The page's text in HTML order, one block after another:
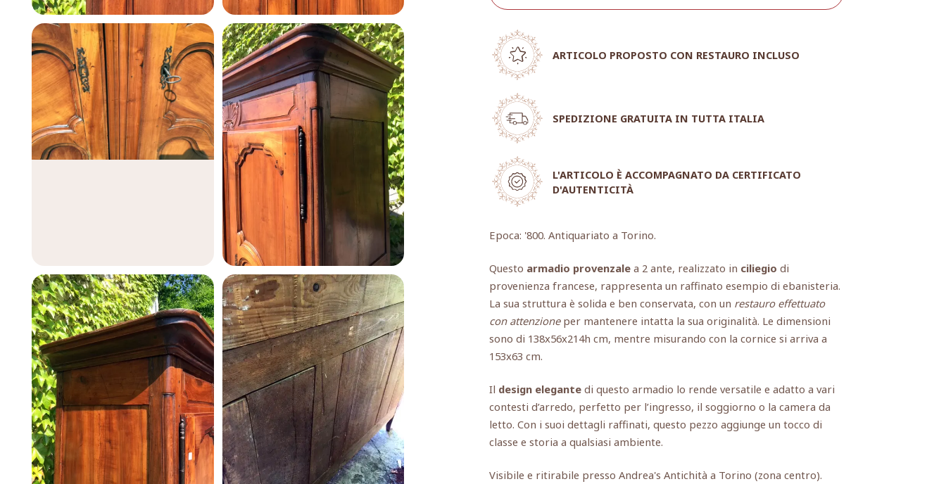
ARTICOLO PROPOSTO CON RESTAURO INCLUSO
SPEDIZIONE GRATUITA IN TUTTA ITALIA
L'ARTICOLO È ACCOMPAGNATO DA CERTIFICATO
D'AUTENTICITÀ
Epoca: '800. Antiquariato a Torino.
Questo armadio provenzale a 2 ante, realizzato in ciliegio di
provenienza francese, rappresenta un raffinato esempio di ebanisteria.
La sua struttura è solida e ben conservata, con un restauro effettuato
con attenzioneper mantenere intatta la sua originalità. Le dimensioni
sono di 138x56x214h cm, mentre misurando con la cornice si arriva a
153x63 cm.
Il design elegante di questo armadio lo rende versatile e adatto a vari
contesti d’arredo, perfetto per l’ingresso, il soggiorno o la camera da
letto. Con i suoi dettagli raffinati, questo pezzo aggiunge un tocco di
classe e storia a qualsiasi ambiente.
Visibile e ritirabile presso Andrea's Antichità a Torino (zona centro).